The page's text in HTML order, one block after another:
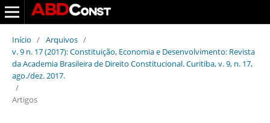
Início / Arquivos /
v. 9 n. 17 (2017): Constituição, Economia e Desenvolvimento: Revista
da Academia Brasileira de Direito Constitucional. Curitiba, v. 9, n. 17,
ago./dez. 2017.
/
Artigos